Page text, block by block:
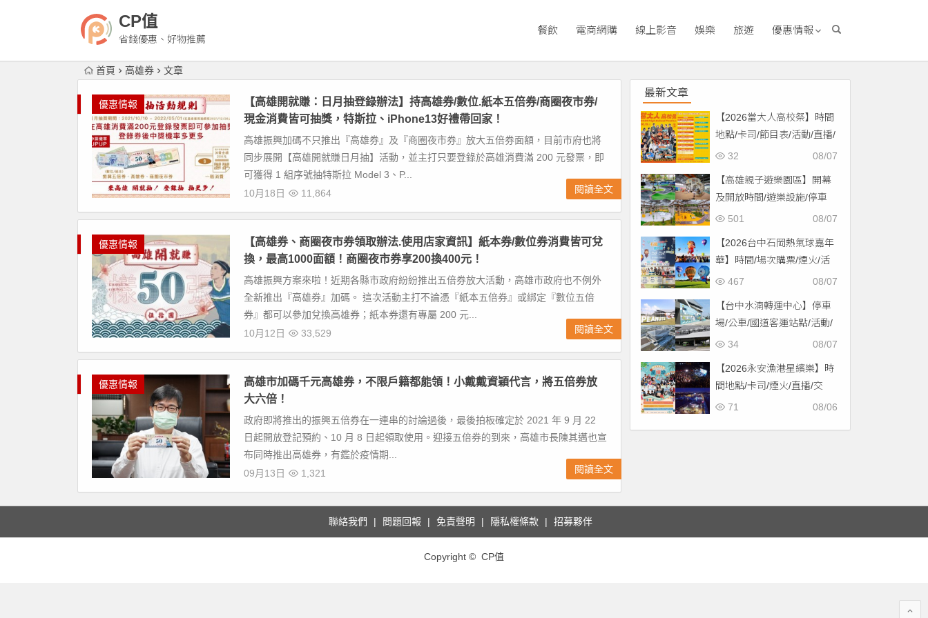
CP值
省錢優惠、好物推薦
餐飲 電商網購 線上影音 娛樂 旅遊 優惠情報
首頁 高雄券 文章
優惠情報
【高雄開就賺：日月抽登錄辦法】持高雄券/數位.紙本五倍券/商圈夜市券/
現金消費皆可抽獎，特斯拉、iPhone13好禮帶回家！
高雄振興加碼不只推出『高雄券』及『商圈夜市券』放大五倍券面額，目前市府也將
同步展開【高雄開就賺日月抽】活動，並主打只要登錄於高雄消費滿 200 元發票，即
可獲得 1 組序號抽特斯拉 Model 3、P...
10月18日
11,864 閱讀全文
優惠情報
【高雄券、商圈夜市券領取辦法.使用店家資訊】紙本券/數位券消費皆可兌
換，最高1000面額！商圈夜市券享200換400元！
高雄振興方案來啦！近期各縣市政府紛紛推出五倍券放大活動，高雄市政府也不例外
全新推出『高雄券』加碼。 這次活動主打不論憑『紙本五倍券』或綁定『數位五倍
券』都可以參加兌換高雄券；紙本券還有專屬 200 元...
10月12日
33,529 閱讀全文
優惠情報
高雄市加碼千元高雄券，不限戶籍都能領！小戴戴資穎代言，將五倍券放
大六倍！
政府即將推出的振興五倍券在一連串的討論過後，最後拍板確定於 2021 年 9 月 22
日起開放登記預約、10 月 8 日起領取使用。迎接五倍券的到來，高雄市長陳其邁也宣
布同時推出高雄券，有鑑於疫情期...
09月13日
1,321 閱讀全文
最新文章
【2026當大人高校祭】時間
地點/卡司/節目表/活動/直播/
交通，免費入場！
08/07
32
【高雄親子遊樂園區】開幕
及開放時間/遊樂設施/停車
場/交通一次看！
08/07
501
【2026台中石岡熱氣球嘉年
華】時間/場次購票/煙火/活
動/交通，土牛運動公園登08/07
467
【台中水湳轉運中心】停車
場/公車/國道客運站點/活動/
交通，啟用免費停車！ 08/07
34
【2026永安漁港星繽樂】時
間地點/卡司/煙火/直播/交
通，免費入場！
08/06
71
聯絡我們 問題回報 免責聲明 隱私權條款 招募夥伴
Copyright © CP值